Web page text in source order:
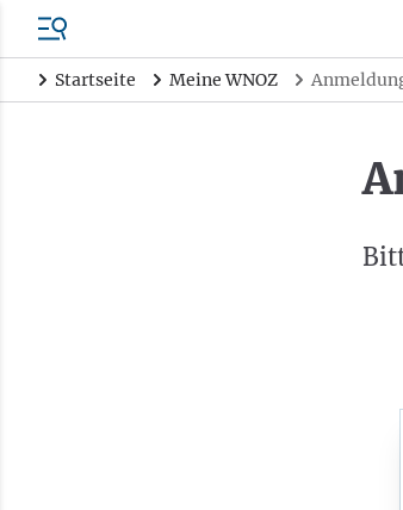
Startseite Meine WNOZ